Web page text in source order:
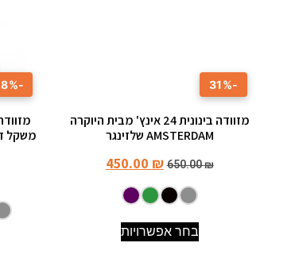
-31%
מזוודה בינונית 24 אינץ' מבית היוקרה
AMSTERDAM שלזינגר
650.00₪
450.00 ₪
בחר אפשרויות
-28%